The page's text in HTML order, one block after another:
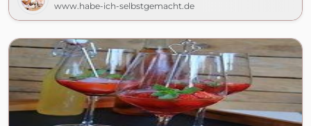
www.habe-ich-selbstgemacht.de